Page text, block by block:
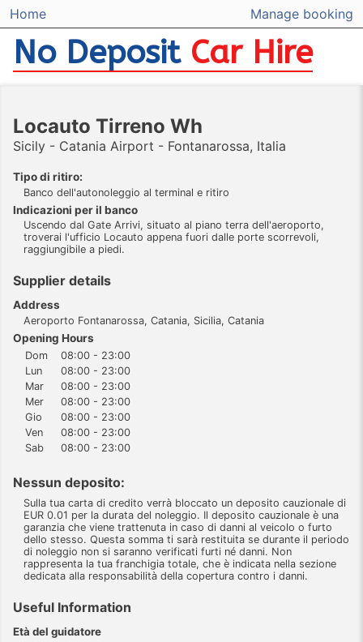
Home Manage booking
No Deposit Car Hire
Locauto Tirreno Wh
Sicily - Catania Airport - Fontanarossa, Italia
Tipo di ritiro:
Banco dell'autonoleggio al terminal e ritiro
Indicazioni per il banco
Uscendo dal Gate Arrivi, situato al piano terra dell'aeroporto,
troverai l'ufficio Locauto appena fuori dalle porte scorrevoli,
raggiungibile a piedi.
Supplier details
Address
Aeroporto Fontanarossa, Catania, Sicilia, Catania
Opening Hours
Dom
08:00 - 23:00
Lun
08:00 - 23:00
Mar
08:00 - 23:00
Mer
08:00 - 23:00
Gio
08:00 - 23:00
Ven
08:00 - 23:00
Sab
08:00 - 23:00
Nessun deposito:
Sulla tua carta di credito verrà bloccato un deposito cauzionale di
EUR 0.01 per la durata del noleggio. Il deposito cauzionale è una
garanzia che viene trattenuta in caso di danni al veicolo o furto
dello stesso. Questa somma ti sarà restituita se durante il periodo
di noleggio non si saranno verificati furti né danni. Non
rappresenta la tua franchigia totale, che è indicata nella sezione
dedicata alla responsabilità della copertura contro i danni.
Useful Information
Età del guidatore